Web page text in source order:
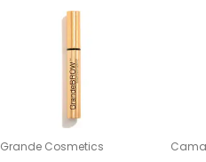
Grande Cosmetics